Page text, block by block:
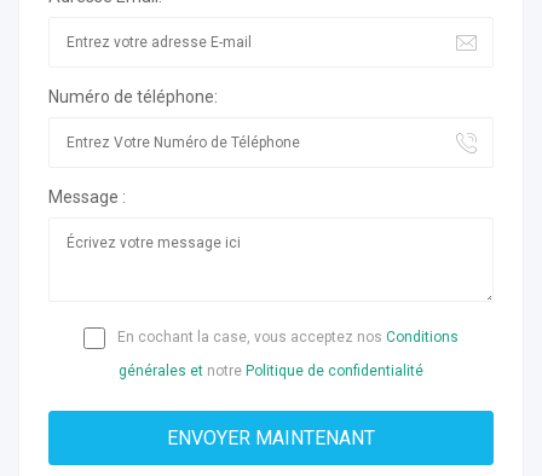
Numéro de téléphone:
Message :
En cochant la case, vous acceptez nos Conditions
générales et notre Politique de confidentialité